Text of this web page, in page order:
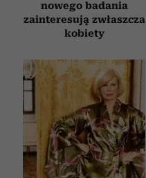
nowego badania
zainteresują zwłaszcza
kobiety